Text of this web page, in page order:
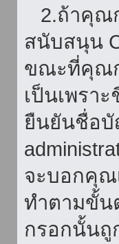
2.ถ้าคุณ
สนับสนุน
ขณะที่คุณ
เป็นเพรา
ยืนยันชื่อบั
จะบอกคุณ
ทำตามขั้น
กรอกนั้นถู